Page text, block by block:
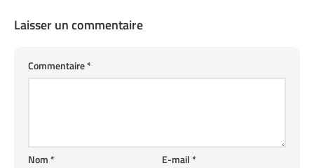
Laisser un commentaire
Commentaire*
E-mail*
Nom*